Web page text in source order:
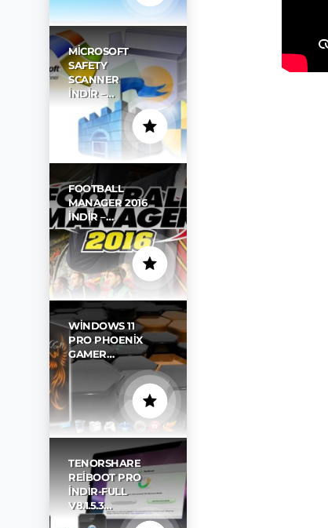
MICROSOFT
SAFETY
SCANNER
İNDIR –…
FOOTBALL
MANAGER 2016
İNDIR –…
WINDOWS 11
PRO PHOENIX
GAMER…
TENORSHARE
REIBOOT PRO
İNDIR-FULL
V8.1.5.3…